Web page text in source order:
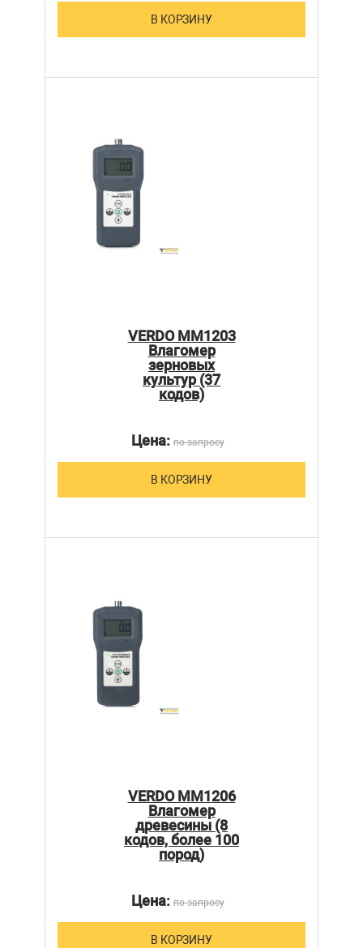
В КОРЗИНУ
VERDO MM1203
Влагомер
зерновых
культур (37
кодов)
Цена:по запросу
В КОРЗИНУ
VERDO MM1206
Влагомер
древесины (8
кодов, более 100
пород)
Цена:по запросу
В КОРЗИНУ